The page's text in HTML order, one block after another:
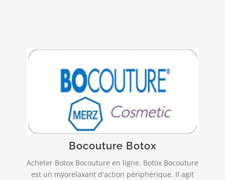
Bocouture Botox
Acheter Botox Bocouture en ligne. Botox Bocouture
est un myorelaxant d'action périphérique. Il agit
Livraison rapide et fiable!
Bocouture
est indiqué dans la correction
temporaire des rides verticales intersourcilières
observées lors du froncement des sourcils…